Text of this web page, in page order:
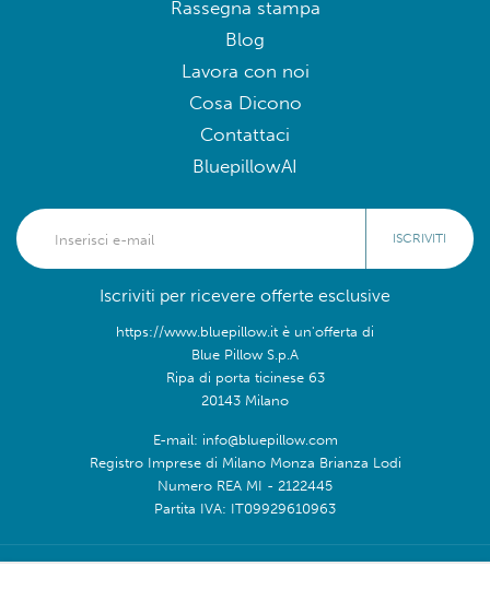
Rassegna stampa
Blog
Lavora con noi
Cosa Dicono
Contattaci
BluepillowAI
ISCRIVITI
Iscriviti per ricevere offerte esclusive
https://www.bluepillow.it è un'offerta di
Blue Pillow S.p.A
Ripa di porta ticinese 63
20143 Milano
E-mail: info@bluepillow.com
Registro Imprese di Milano Monza Brianza Lodi
Numero REA MI - 2122445
Partita IVA: IT09929610963